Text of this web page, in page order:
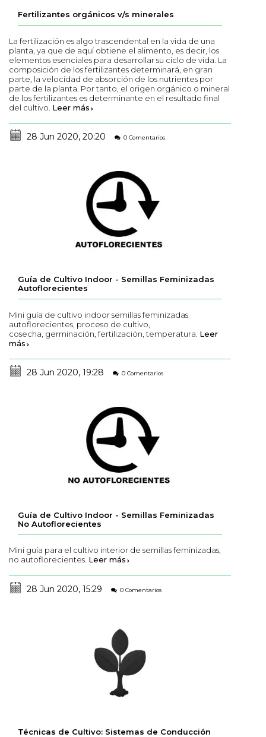
Fertilizantes orgánicos v/s minerales
La fertilización es algo trascendental en la vida de una
planta, ya que de aquí obtiene el alimento, es decir, los
elementos esenciales para desarrollar su ciclo de vida. La
composición de los fertilizantes determinará, en gran
parte, la velocidad de absorción de los nutrientes por
parte de la planta. Por tanto, el origen orgánico o mineral
de los fertilizantes es determinante en el resultado final
del cultivo. Leer más
28 Jun 2020, 20:20 0 Comentarios
Guía de Cultivo Indoor - Semillas Feminizadas
Autoflorecientes
Mini guía de cultivo indoor semillas feminizadas
autoflorecientes, proceso de cultivo,
cosecha, germinación, fertilización, temperatura. Leer
más
28 Jun 2020, 19:28 0 Comentarios
Guía de Cultivo Indoor - Semillas Feminizadas
No Autoflorecientes
Mini guía para el cultivo interior de semillas feminizadas,
no autoflorecientes. Leer más
28 Jun 2020, 15:29 0 Comentarios
Técnicas de Cultivo: Sistemas de Conducción